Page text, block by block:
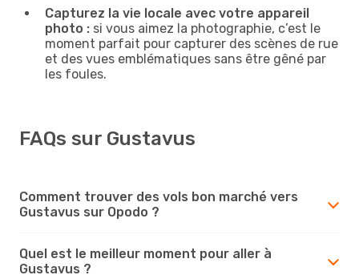
Capturez la vie locale avec votre appareil
photo : si vous aimez la photographie, c’est le
moment parfait pour capturer des scènes de rue
et des vues emblématiques sans être gêné par
les foules.
FAQs sur Gustavus
Comment trouver des vols bon marché vers
Gustavus sur Opodo ?
Quel est le meilleur moment pour aller à
Gustavus ?